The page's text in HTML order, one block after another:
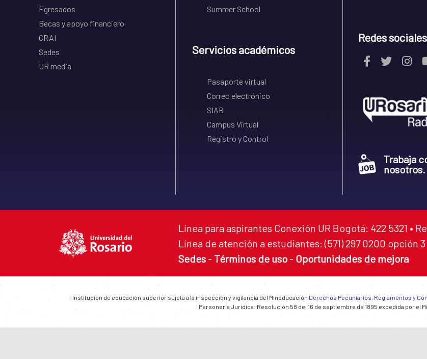
Egresados
Becas y apoyo financiero
CRAI
Sedes
UR media
Summer School
Servicios académicos
Pasaporte virtual
Correo electrónico
SIAR
Campus Virtual
Registro y Control
Redes sociales
Trabaja
nosotros.
Línea para aspirantes Conexión UR Bogotá: 422 5321 •
Línea de atención a estudiantes: (571) 297 0200 opción 3
Sedes - Términos de uso - Oportunidades de mejora
Institución de educación superior sujeta a la inspección y vigilancia del Mineducación Derechos Pecuniarios, Reglamentos y
Personería Jurídica: Resolución 58 del 16 de septiembre de 1895 expedida por el